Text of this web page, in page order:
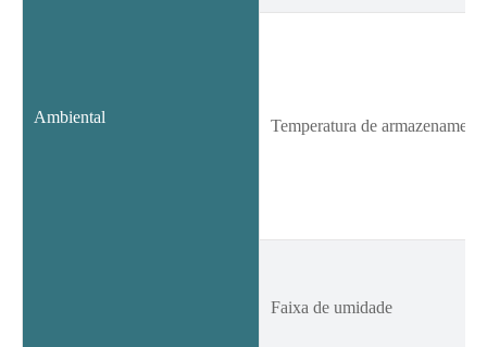
Ambiental Temperatura de
Faixa de umidade